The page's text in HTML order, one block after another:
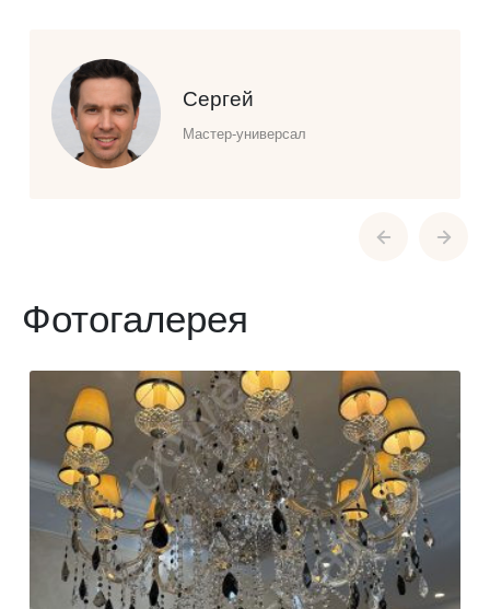
Сергей
Мастер-универсал
Фотогалерея